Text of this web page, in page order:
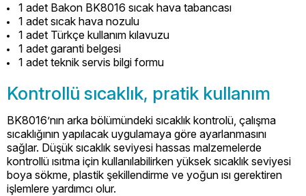
1 adet Bakon BK8016 sıcak hava tabancası
1 adet sıcak hava nozulu
1 adet Türkçe kullanım kılavuzu
1 adet garanti belgesi
1 adet teknik servis bilgi formu
Kontrollü sıcaklık, pratik kullanım
BK8016’nın arka bölümündeki sıcaklık kontrolü, çalışma
sıcaklığının yapılacak uygulamaya göre ayarlanmasını
sağlar. Düşük sıcaklık seviyesi hassas malzemelerde
kontrollü ısıtma için kullanılabilirken yüksek sıcaklık seviyesi
boya sökme, plastik şekillendirme ve yoğun ısı gerektiren
işlemlere yardımcı olur.